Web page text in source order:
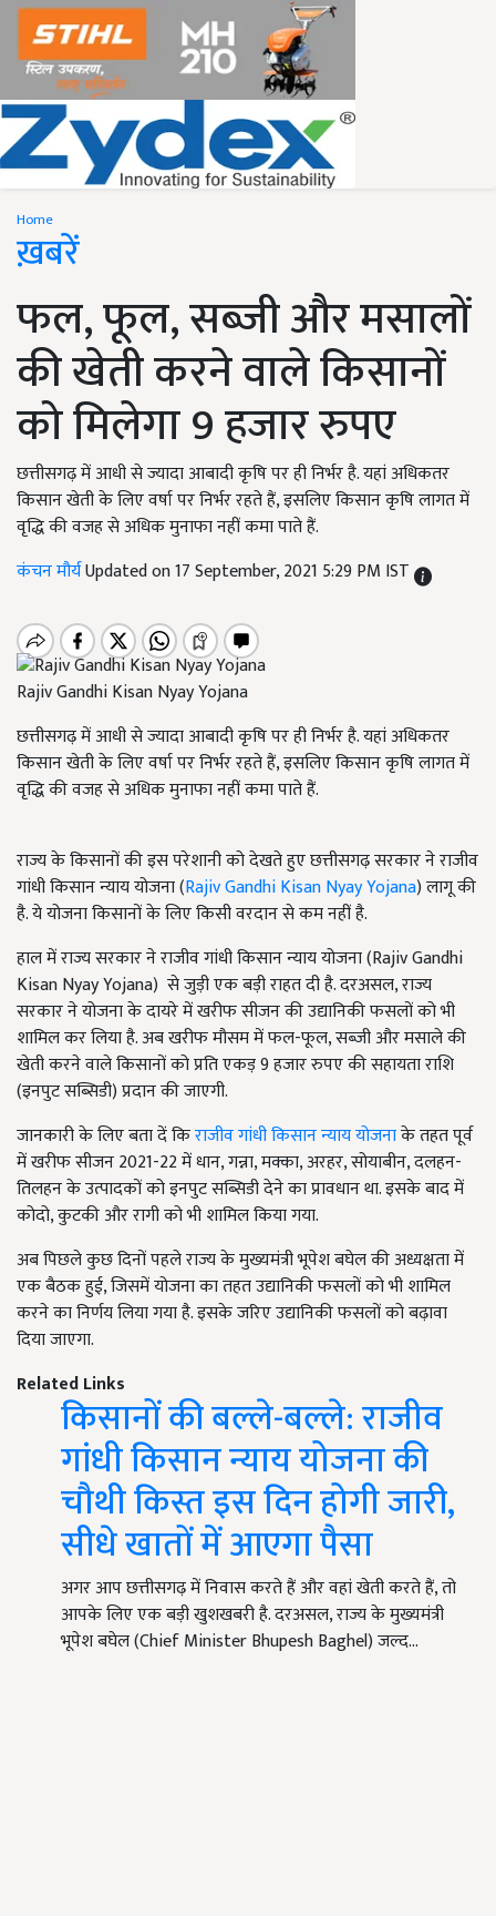
Home
ख़बरें
फल, फूल, सब्जी और मसालों
की खेती करने वाले किसानों
को मिलेगा 9 हजार रुपए
छत्तीसगढ़ में आधी से ज्यादा आबादी कृषि पर ही निर्भर है. यहां अधिकतर
किसान खेती के लिए वर्षा पर निर्भर रहते हैं, इसलिए किसान कृषि लागत में
वृद्धि की वजह से अधिक मुनाफा नहीं कमा पाते हैं.
कंचन मौर्यUpdated on 17 September, 2021 5:29 PM IST
Rajiv Gandhi Kisan Nyay Yojana
छत्तीसगढ़ में आधी से ज्यादा आबादी कृषि पर ही निर्भर है. यहां अधिकतर
किसान खेती के लिए वर्षा पर निर्भर रहते हैं, इसलिए किसान कृषि लागत में
वृद्धि की वजह से अधिक मुनाफा नहीं कमा पाते हैं.
राज्य के किसानों की इस परेशानी को देखते हुए छत्तीसगढ़ सरकार ने राजीव
गांधी किसान न्याय योजना (Rajiv Gandhi Kisan Nyay Yojana) लागू की
है. ये योजना किसानों के लिए किसी वरदान से कम नहीं है.
हाल में राज्य सरकार ने राजीव गांधी किसान न्याय योजना (Rajiv Gandhi
Kisan Nyay Yojana) से जुड़ी एक बड़ी राहत दी है. दरअसल, राज्य
सरकार ने योजना के दायरे में खरीफ सीजन की उद्यानिकी फसलों को भी
शामिल कर लिया है. अब खरीफ मौसम में फल-फूल, सब्जी और मसाले की
खेती करने वाले किसानों को प्रति एकड़ 9 हजार रुपए की सहायता राशि
(इनपुट सब्सिडी) प्रदान की जाएगी.
जानकारी के लिए बता दें किराजीव गांधी किसान न्याय योजनाके तहत पूर्व
में खरीफ सीजन 2021-22 में धान, गन्ना, मक्का, अरहर, सोयाबीन, दलहन-
तिलहन के उत्पादकों को इनपुट सब्सिडी देने का प्रावधान था. इसके बाद में
कोदो, कुटकी और रागी को भी शामिल किया गया.
अब पिछले कुछ दिनों पहले राज्य के मुख्यमंत्री भूपेश बघेल की अध्यक्षता में
एक बैठक हुई, जिसमें योजना का तहत उद्यानिकी फसलों को भी शामिल
करने का निर्णय लिया गया है. इसके जरिए उद्यानिकी फसलों को बढ़ावा
दिया जाएगा.
Related Links
किसानों की बल्ले-बल्ले: राजीव
गांधी किसान न्याय योजना की
चौथी किस्त इस दिन होगी जारी,
सीधे खातों में आएगा पैसा
अगर आप छत्तीसगढ़ में निवास करते हैं और वहां खेती करते हैं, तो
आपके लिए एक बड़ी खुशखबरी है. दरअसल, राज्य के मुख्यमंत्री
भूपेश बघेल (Chief Minister Bhupesh Baghel) जल्द…